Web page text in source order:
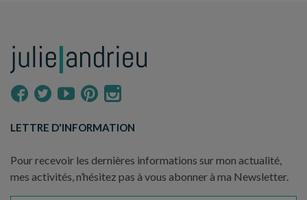
LETTRE D'INFORMATION
Pour recevoir les dernières informations sur mon actualité,
mes activités, n’hésitez pas à vous abonner à ma Newsletter.